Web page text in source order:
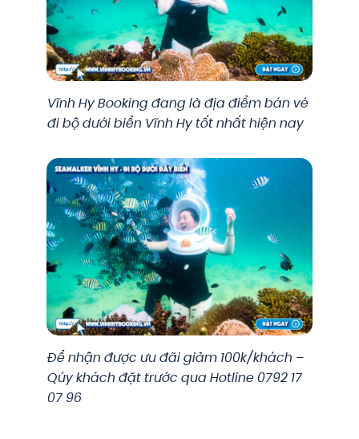
Vĩnh Hy Booking đang là địa điểm bán vé
đi bộ dưới biển Vĩnh Hy tốt nhất hiện nay
Để nhận được ưu đãi giảm 100k/khách –
Qúy khách đặt trước qua Hotline 0792 17
07 96